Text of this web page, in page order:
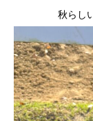
秋らし